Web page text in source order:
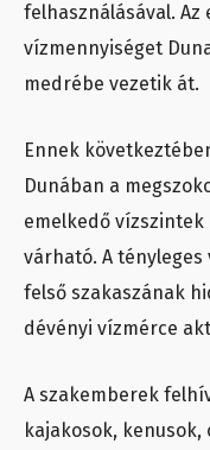
felhasználásával.
vízmennyiséget
medrébe vezetik át.
Ennek
Dunában a
emelkedő
várható. A
felső szakaszának
dévényi vízmérce
A szakemberek
kajakosok,